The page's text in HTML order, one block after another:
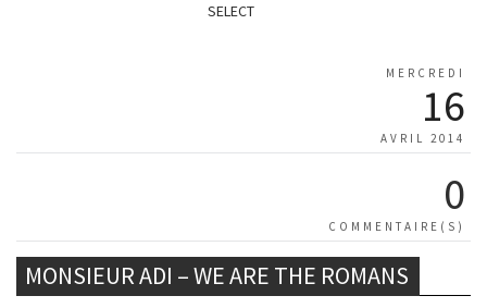
SELECT
MERCREDI
16
AVRIL 2014
0
COMMENTAIRE(S)
MONSIEUR ADI – WE ARE THE ROMANS